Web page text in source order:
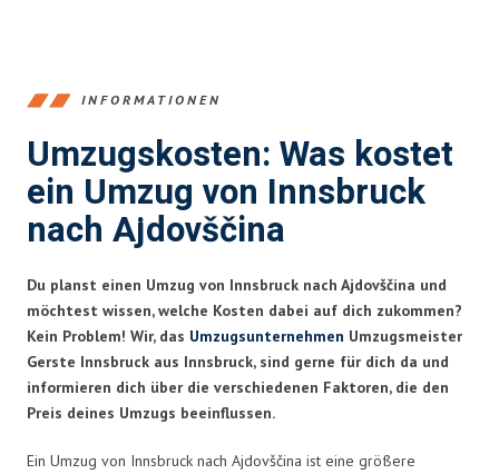
INFORMATIONEN
Umzugskosten: Was kostet
ein Umzug von Innsbruck
nach Ajdovščina
Du planst einen Umzug von Innsbruck nach Ajdovščina und
möchtest wissen, welche Kosten dabei auf dich zukommen?
Kein Problem! Wir, das Umzugsunternehmen Umzugsmeister
Gerste Innsbruck aus Innsbruck, sind gerne für dich da und
informieren dich über die verschiedenen Faktoren, die den
Preis deines Umzugs beeinflussen.
Ein Umzug von Innsbruck nach Ajdovščina ist eine größere